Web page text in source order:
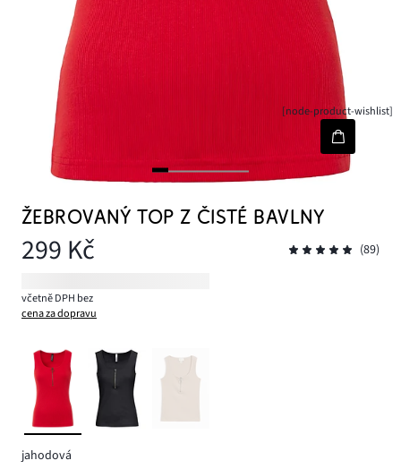
[node-product-wishlist]
ŽEBROVANÝ TOP Z ČISTÉ BAVLNY
299 Kč (89)
včetně DPH bez
cena za dopravu
jahodová